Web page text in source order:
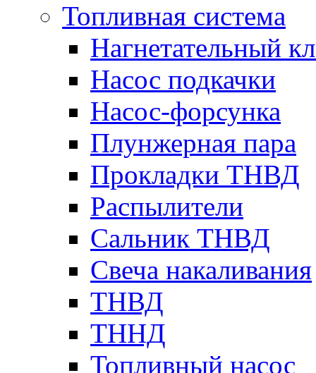
Топливная система
Нагнетательный
Насос подкачки
Насос-форсунка
Плунжерная пара
Прокладки ТНВД
Распылители
Сальник ТНВД
Свеча накаливания
ТНВД
ТННД
Топливный насос